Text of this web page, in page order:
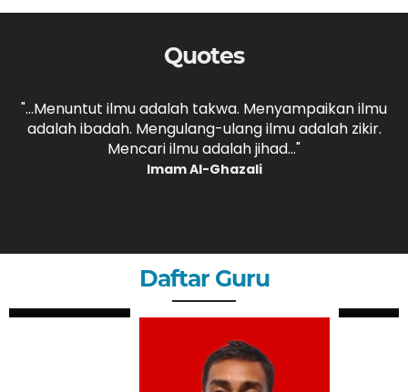
Quotes
"...Menuntut ilmu adalah takwa. Menyampaikan ilmu
adalah ibadah. Mengulang-ulang ilmu adalah zikir.
Mencari ilmu adalah jihad..."
Imam Al-Ghazali
Daftar Guru